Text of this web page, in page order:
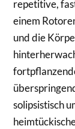
repetitive,
einem
und die
solipsistisch